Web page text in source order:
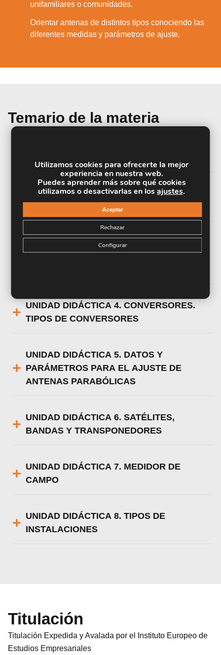
unifamiliares o comunidades.
Orientar antenas de distintos tipos conociendo las
diferentes medidas y parámetros de ajuste.
Temario de la materia
UNIDAD DIDÁCTICA 2. TIPOS DE
ANTENAS Y SOPORTES
UNIDAD DIDÁCTICA 3. HERRAMIENTAS
BÁSICAS Y ESPECÍFICAS PARA LA
UNIDAD DIDÁCTICA 4. CONVERSORES.
TIPOS DE CONVERSORES
UNIDAD DIDÁCTICA 5. DATOS Y
PARÁMETROS PARA EL AJUSTE DE
ANTENAS PARABÓLICAS
UNIDAD DIDÁCTICA 6. SATÉLITES,
BANDAS Y TRANSPONEDORES
UNIDAD DIDÁCTICA 7. MEDIDOR DE
CAMPO
UNIDAD DIDÁCTICA 8. TIPOS DE
INSTALACIONES
Titulación
Titulación Expedida y Avalada por el Instituto Europeo de
Estudios Empresariales
Utilizamos cookies para ofrecerte la mejor
experiencia en nuestra web.
Puedes aprender más sobre qué cookies
utilizamos o desactivarlas en losajustes.
Aceptar
Rechazar
Configurar